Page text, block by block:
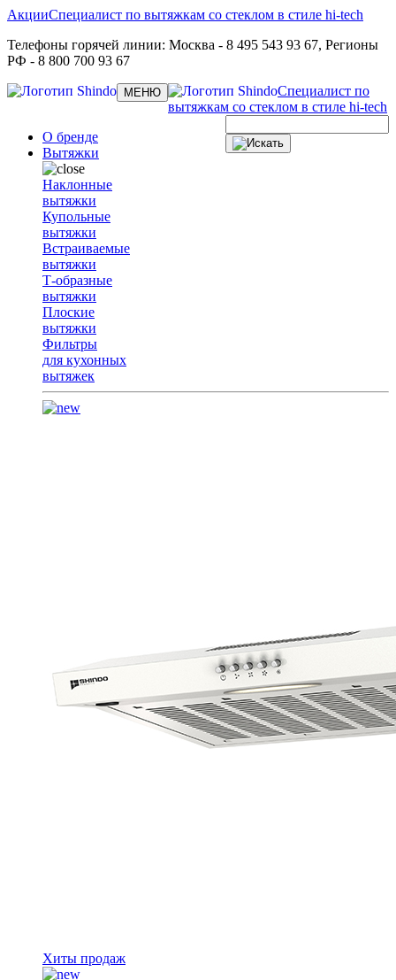
Акции
Телефоны горячей линии: Москва - 8 495 543 93 67, Регионы
РФ - 8 800 700 93 67
Специалист по вытяжкам со стеклом в стиле hi-tech
Toggle
navigation
МЕНЮ
Специалист по
вытяжкам со стеклом в стиле hi-tech
О бренде
Вытяжки
Наклонные
вытяжки
Купольные
вытяжки
Встраиваемые
вытяжки
Т-образные
вытяжки
Плоские
вытяжки
Фильтры
для кухонных
вытяжек
Хиты продаж